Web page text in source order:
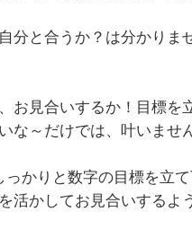
分と合うか？は分かりま
お見合いするか！目標を
な～だけでは、叶いませ
かりと数字の目標を立て
活かしてお見合いするよ